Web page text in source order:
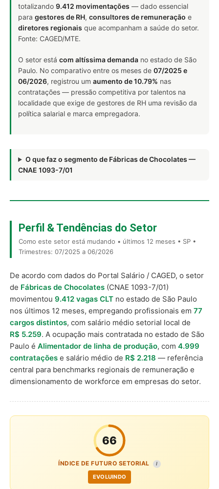
totalizando 9.412 movimentações — dado essencial
para gestores de RH, consultores de remuneração e
diretores regionais que acompanham a saúde do setor.
Fonte: CAGED/MTE.
O setor está com altíssima demanda no estado de São
Paulo. No comparativo entre os meses de 07/2025 e
06/2026, registrou um aumento de 10.79% nas
contratações — pressão competitiva por talentos na
localidade que exige de gestores de RH uma revisão da
política salarial e marca empregadora.
O que faz o segmento de Fábricas de Chocolates —
CNAE 1093-7/01
Perfil & Tendências do Setor
Como este setor está mudando • últimos 12 meses • SP •
Trimestres: 07/2025 a 06/2026
De acordo com dados do Portal Salário / CAGED, o setor
de Fábricas de Chocolates (CNAE 1093-7/01)
movimentou 9.412 vagas CLT no estado de São Paulo
nos últimos 12 meses, empregando profissionais em 77
cargos distintos, com salário médio setorial local de
R$ 5.259. A ocupação mais contratada no estado de São
Paulo é Alimentador de linha de produção, com 4.999
contratações e salário médio de R$ 2.218 — referência
central para benchmarks regionais de remuneração e
dimensionamento de workforce em empresas do setor.
66
ÍNDICE DE FUTURO SETORIAL I
EVOLUINDO